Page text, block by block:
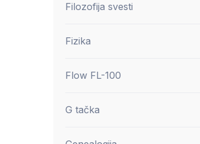
Filozofija svesti
Fizika
Flow FL-100
G tačka